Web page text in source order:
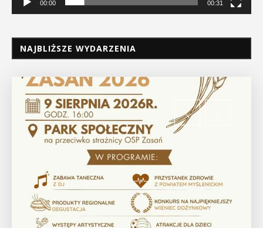
00:00 00:31
NAJBLIŻSZE WYDARZENIA